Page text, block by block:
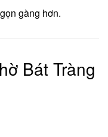
gàng hơn.
Bát Tràng